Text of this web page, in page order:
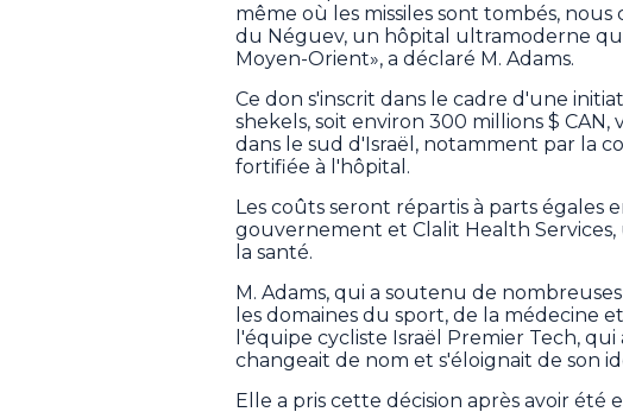
même où les missiles sont tombés,
du Néguev, un hôpital ultramoderne
Moyen-Orient», a déclaré M. Adams.
Ce don s'inscrit dans le cadre d'une
shekels, soit environ 300 millions $
dans le sud d'Israël, notamment par la
fortifiée à l'hôpital.
Les coûts seront répartis à parts égales
gouvernement et Clalit Health
la santé.
M. Adams, qui a soutenu de
les domaines du sport, de la médecine
l'équipe cycliste Israël Premier Tech,
changeait de nom et s'éloignait de son
Elle a pris cette décision après avoir